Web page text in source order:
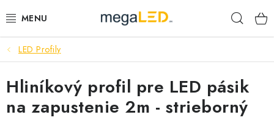
na
PRIEMYSEL
SVIETIDLÁ
ŽIAROVKY A TRUBICE
LED Profily
Hliníkový profil pre LED pásik
na zapustenie 2m - strieborný